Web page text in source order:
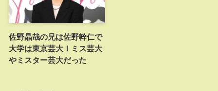
佐野晶哉の兄は佐野幹仁で
大学は東京芸大！ミス芸大
やミスター芸大だった